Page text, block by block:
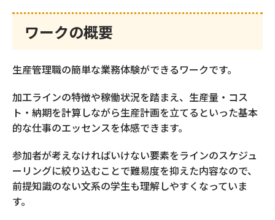
採用力強化のための
REVP診断
スカウト配信代行
スカウト配信代行
（キャリア採用）
メタバース貸し会議室
ワークの概要
生産管理職の簡単な業務体験ができるワークです。
加工ラインの特徴や稼働状況を踏まえ、生産量・コス
ト・納期を計算しながら生産計画を立てるといった基本
的な仕事のエッセンスを体感できます。
参加者が考えなければいけない要素をラインのスケジュ
ーリングに絞り込むことで難易度を抑えた内容なので、
前提知識のない文系の学生も理解しやすくなっていま
す。